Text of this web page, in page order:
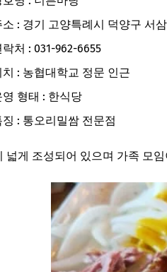
소 : 경기 고양특례시 덕양구 서
락처 : 031-962-6655
치 : 농협대학교 정문 인근
영 형태 : 한식당
징 : 통오리밀쌈 전문점
넓게 조성되어 있으며 가족 모